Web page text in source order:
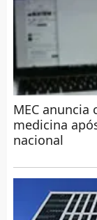
MEC anuncia
medicina
nacional